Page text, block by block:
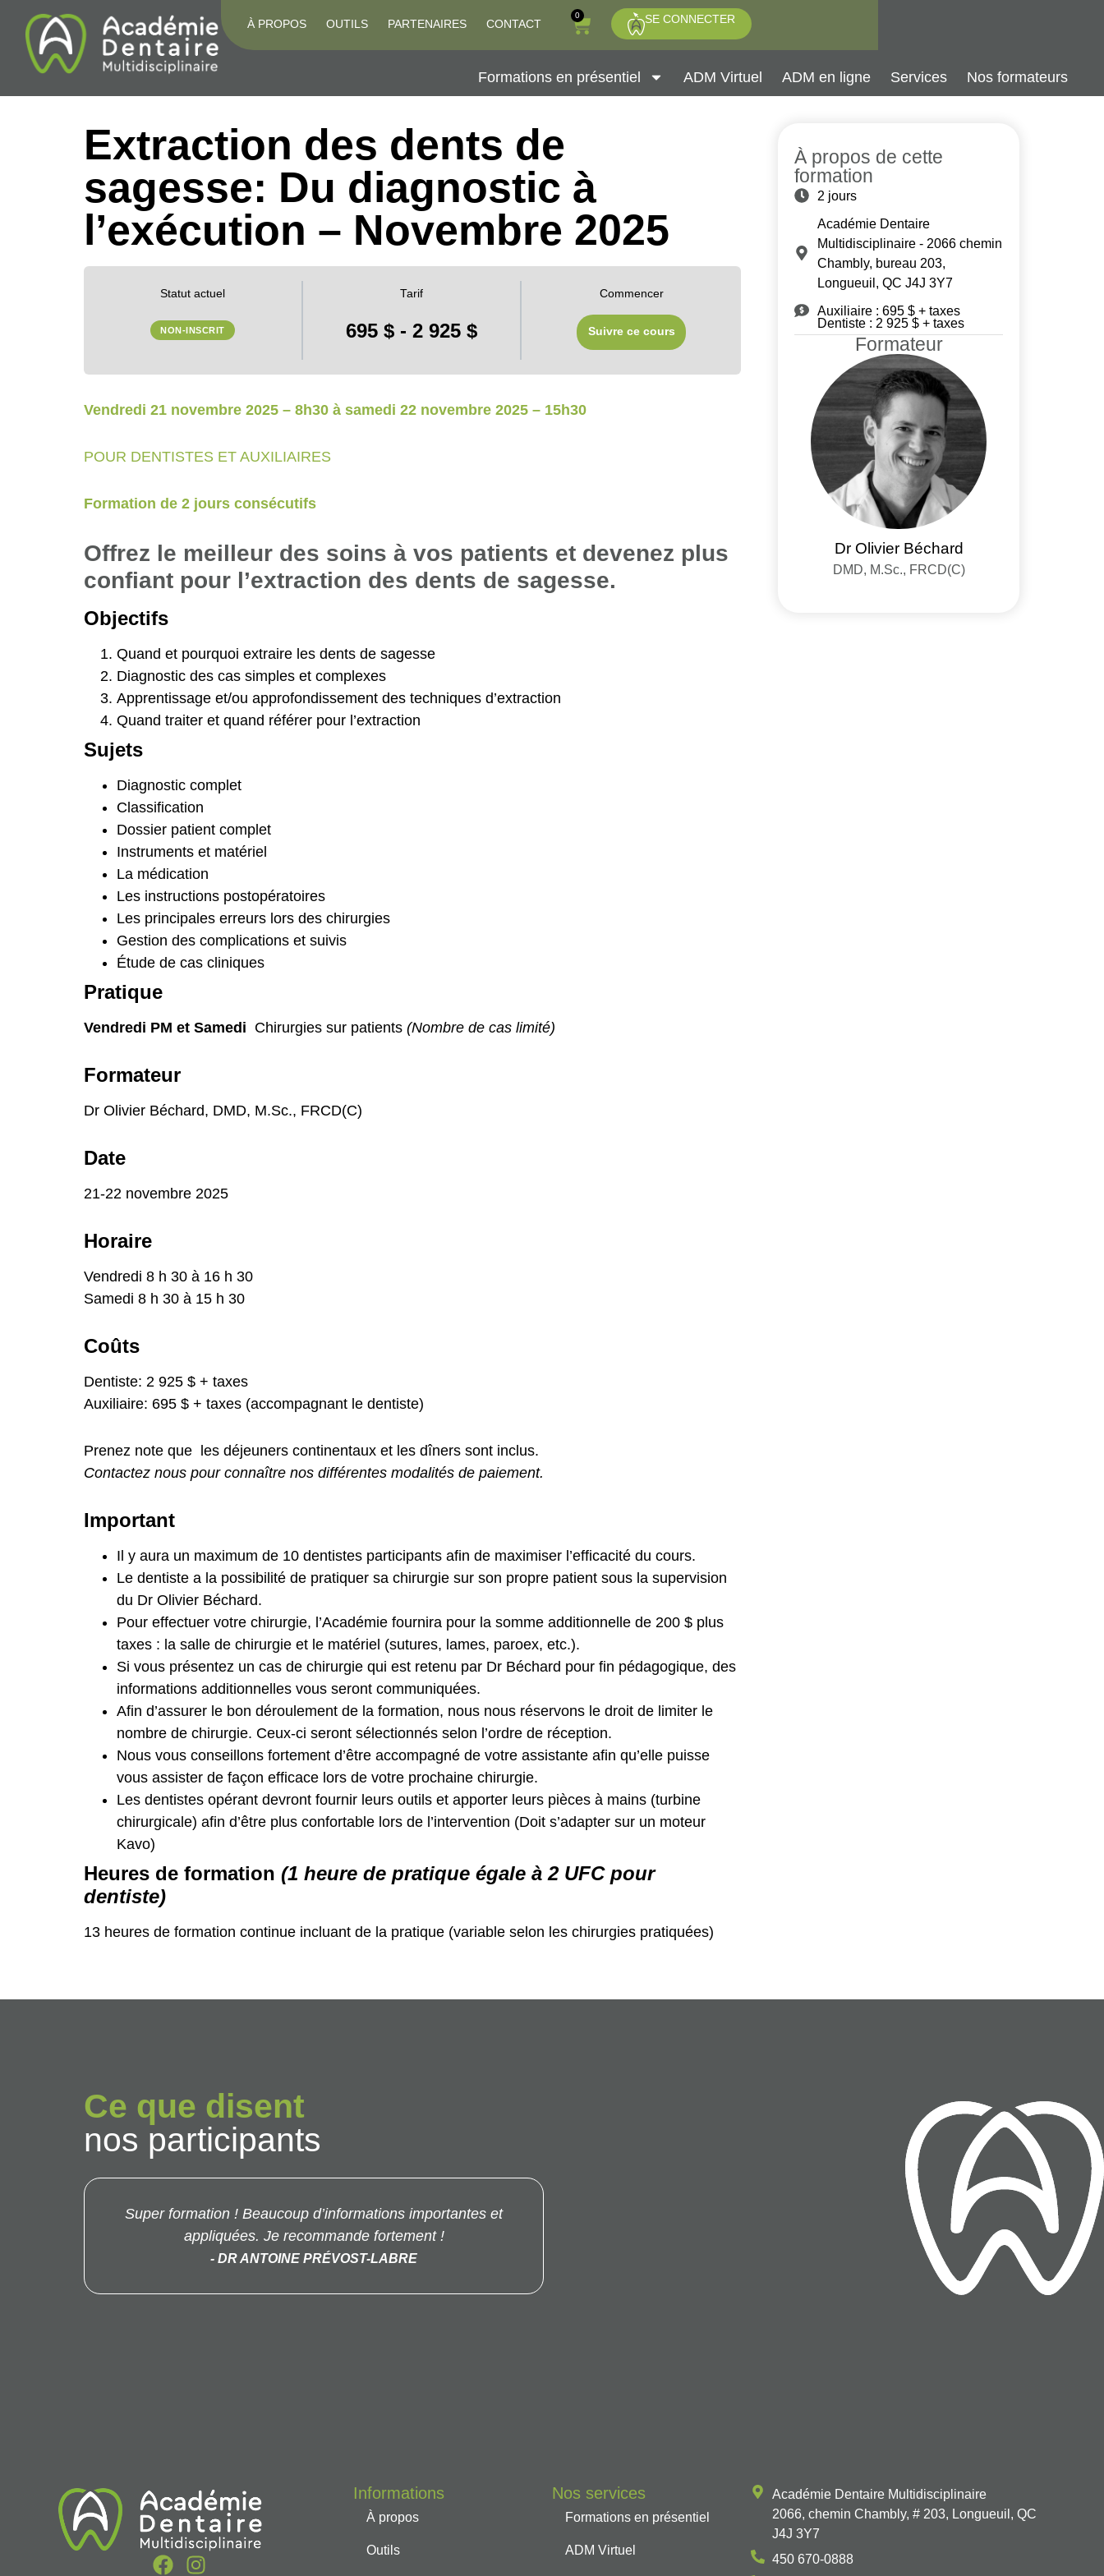
À PROPOS OUTILS PARTENAIRES CONTACT
0 SE CONNECTER
Formations en présentiel ADM Virtuel ADM en ligne Services Nos formateurs
Extraction des dents de
sagesse: Du diagnostic à
l’exécution – Novembre 2025
Statut actuel
NON-INSCRIT
Tarif
695 $ - 2 925 $
Commencer
Suivre ce cours
Vendredi 21 novembre 2025 – 8h30 à samedi 22 novembre 2025 – 15h30
POUR DENTISTES ET AUXILIAIRES
Formation de 2 jours consécutifs
Offrez le meilleur des soins à vos patients et devenez plus
confiant pour l’extraction des dents de sagesse.
Objectifs
Quand et pourquoi extraire les dents de sagesse
Diagnostic des cas simples et complexes
Apprentissage et/ou approfondissement des techniques d’extraction
Quand traiter et quand référer pour l’extraction
Sujets
Diagnostic complet
Classification
Dossier patient complet
Instruments et matériel
La médication
Les instructions postopératoires
Les principales erreurs lors des chirurgies
Gestion des complications et suivis
Étude de cas cliniques
Pratique
Vendredi PM et Samedi Chirurgies sur patients (Nombre de cas limité)
Formateur
Dr Olivier Béchard, DMD, M.Sc., FRCD(C)
Date
21-22 novembre 2025
Horaire
Vendredi 8 h 30 à 16 h 30
Samedi 8 h 30 à 15 h 30
Coûts
Dentiste: 2 925 $ + taxes
Auxiliaire: 695 $ + taxes (accompagnant le dentiste)
Prenez note que les déjeuners continentaux et les dîners sont inclus.
Contactez nous pour connaître nos différentes modalités de paiement.
Important
Il y aura un maximum de 10 dentistes participants afin de maximiser l’efficacité du cours.
Le dentiste a la possibilité de pratiquer sa chirurgie sur son propre patient sous la supervision
du Dr Olivier Béchard.
Pour effectuer votre chirurgie, l’Académie fournira pour la somme additionnelle de 200 $ plus
taxes : la salle de chirurgie et le matériel (sutures, lames, paroex, etc.).
Si vous présentez un cas de chirurgie qui est retenu par Dr Béchard pour fin pédagogique, des
informations additionnelles vous seront communiquées.
Afin d’assurer le bon déroulement de la formation, nous nous réservons le droit de limiter le
nombre de chirurgie. Ceux-ci seront sélectionnés selon l’ordre de réception.
Nous vous conseillons fortement d’être accompagné de votre assistante afin qu’elle puisse
vous assister de façon efficace lors de votre prochaine chirurgie.
Les dentistes opérant devront fournir leurs outils et apporter leurs pièces à mains (turbine
chirurgicale) afin d’être plus confortable lors de l’intervention (Doit s’adapter sur un moteur
Kavo)
Heures de formation (1 heure de pratique égale à 2 UFC pour
dentiste)
13 heures de formation continue incluant de la pratique (variable selon les chirurgies pratiquées)
À propos de cette
formation
2 jours
Académie Dentaire
Multidisciplinaire - 2066 chemin
Chambly, bureau 203,
Longueuil, QC J4J 3Y7
Auxiliaire : 695 $ + taxes
Dentiste : 2 925 $ + taxes
Formateur
Dr Olivier Béchard
DMD, M.Sc., FRCD(C)
Ce que disent
nos participants
Super formation ! Beaucoup d’informations importantes et
appliquées. Je recommande fortement !
- DR ANTOINE PRÉVOST-LABRE
Informations
À propos
Outils
Nos services
Formations en présentiel
ADM Virtuel
Académie Dentaire Multidisciplinaire
2066, chemin Chambly, # 203, Longueuil, QC
J4J 3Y7
450 670-0888